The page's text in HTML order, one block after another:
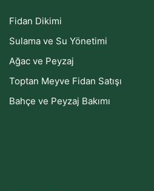
Fidan Dikimi
Sulama ve Su Yönetimi
Ağac ve Peyzaj
Toptan Meyve Fidan Satışı
Bahçe ve Peyzaj Bakımı